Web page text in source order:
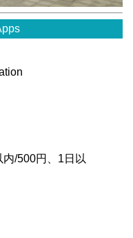
/500円、1日以